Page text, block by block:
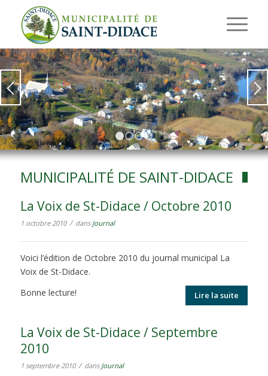
1 2 3 4
MUNICIPALITÉ DE SAINT-DIDACE
La Voix de St-Didace / Octobre 2010
1 octobre 2010 / dans Journal
Voici l’édition de Octobre 2010 du journal municipal La
Voix de St-Didace.
Bonne lecture!
Lire la suite
La Voix de St-Didace / Septembre
2010
1 septembre 2010 / dans Journal